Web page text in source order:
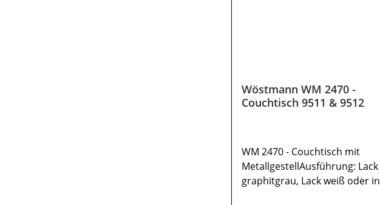
Wöstmann WM 2470 -
Couchtisch 9511 & 9512
WM 2470 - Couchtisch mit
MetallgestellAusführung: Lack
graphitgrau, Lack weiß oder in